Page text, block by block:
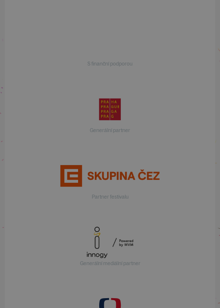
S finanční podporou
Generální partner
Partner festivalu
Generální mediální partner